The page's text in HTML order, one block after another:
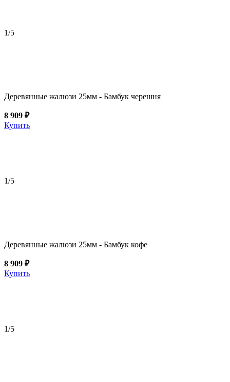
1/5
Деревянные жалюзи 25мм - Бамбук черешня
8 909 ₽
Купить
1/5
Деревянные жалюзи 25мм - Бамбук кофе
8 909 ₽
Купить
1/5